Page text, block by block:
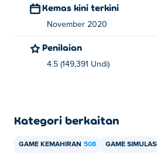
Kemas kini terkini
November 2020
Penilaian
4.5 (149,391 Undi)
Kategori berkaitan
GAME KEMAHIRAN 508 GAME SIMULASI